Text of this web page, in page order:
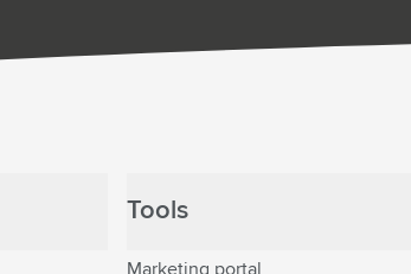
Tools
Marketing portal